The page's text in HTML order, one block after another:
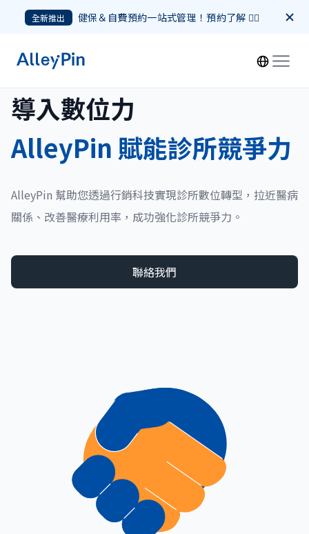
導入數位力
AlleyPin 賦能診所競爭力
AlleyPin 幫助您透過行銷科技實現診所數位轉型，拉近醫病
關係、改善醫療利用率，成功強化診所競爭力。
聯絡我們
全新推出 健保＆自費預約一站式管理！預約了解 👉🏻